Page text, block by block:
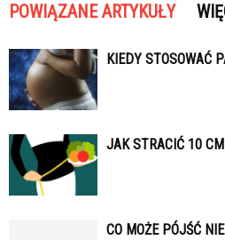
POWIĄZANE ARTYKUŁY
KIEDY STOSOWAĆ
JAK STRACIĆ 10
CO MOŻE PÓJŚĆ